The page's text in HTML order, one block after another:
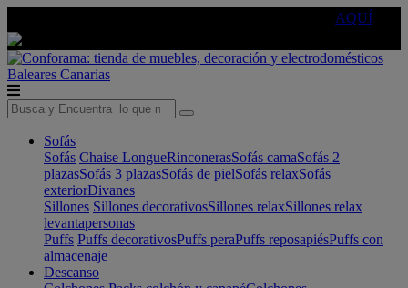
AQUÍ
Baleares Canarias
Sofás
Sofás Chaise LongueRinconerasSofás camaSofás 2
plazasSofás 3 plazasSofás de pielSofás relaxSofás
exteriorDivanes
Sillones Sillones decorativosSillones relaxSillones relax
levantapersonas
Puffs Puffs decorativosPuffs peraPuffs reposapiésPuffs con
almacenaje
Descanso